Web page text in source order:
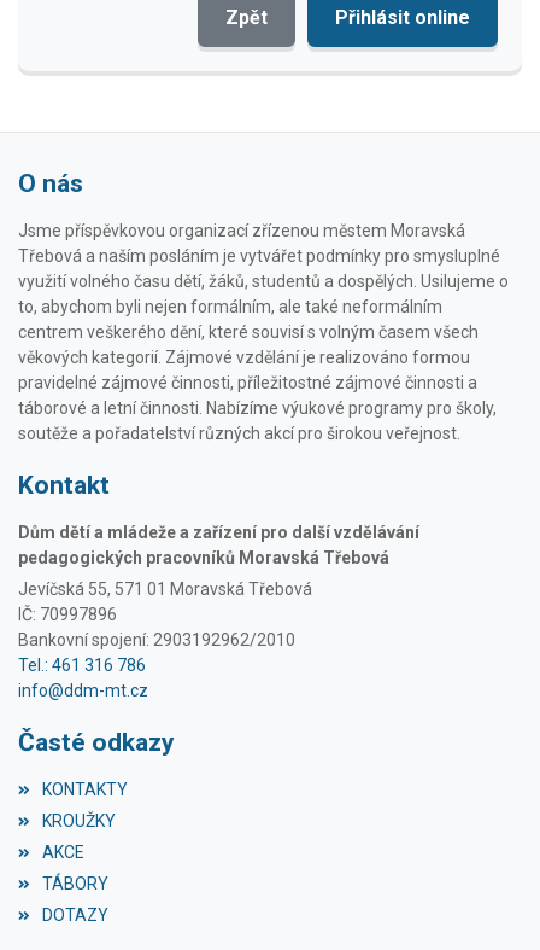
Přihlásit online
Zpět
O nás
Jsme příspěvkovou organizací zřízenou městem Moravská
Třebová a naším posláním je vytvářet podmínky pro smysluplné
využití volného času dětí, žáků, studentů a dospělých. Usilujeme o
to, abychom byli nejen formálním, ale také neformálním
centrem veškerého dění, které souvisí s volným časem všech
věkových kategorií. Zájmové vzdělání je realizováno formou
pravidelné zájmové činnosti, příležitostné zájmové činnosti a
táborové a letní činnosti. Nabízíme výukové programy pro školy,
soutěže a pořadatelství různých akcí pro širokou veřejnost.
Kontakt
Dům dětí a mládeže a zařízení pro další vzdělávání
pedagogických pracovníků Moravská Třebová
Jevíčská 55, 571 01 Moravská Třebová
IČ: 70997896
Bankovní spojení: 2903192962/2010
Tel.: 461 316 786
info@ddm-mt.cz
Časté odkazy
KONTAKTY
KROUŽKY
AKCE
TÁBORY
DOTAZY